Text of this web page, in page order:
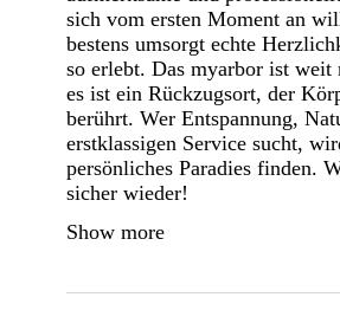
sich vom ersten Moment an
bestens umsorgt echte
so erlebt. Das myarbor ist weit
es ist ein Rückzugsort, der
berührt. Wer Entspannung,
erstklassigen Service sucht,
persönliches Paradies finden.
sicher wieder!
Show more